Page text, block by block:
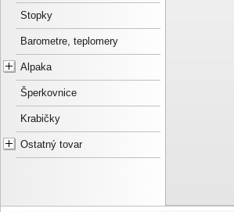
Stopky
Barometre, teplomery
Alpaka
Šperkovnice
Krabičky
Ostatný tovar